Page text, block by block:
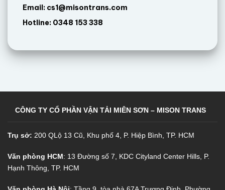
Email: cs1@misontrans.com
Hotline: 0348 153 338
CÔNG TY CỔ PHẦN VẬN TẢI MIÊN SƠN – MISON TRANS
Trụ sở: 200 QLộ 13 Cũ, Khu phố 4, P. Hiệp Bình, TP. HCM
Văn phòng HCM: 13 Đường số 7, KDC Cityland Center Hills, P.
Hạnh Thông, TP. HCM